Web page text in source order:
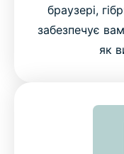
браузері,
забезпечує
як